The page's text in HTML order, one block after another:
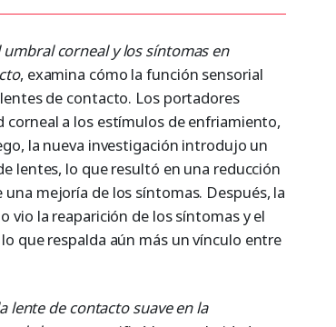
corneal y los síntomas en
, examina cómo la función sensorial
de contacto. Los portadores
a los estímulos de enfriamiento,
la nueva investigación introdujo un
lentes, lo que resultó en una reducción
mejoría de los síntomas. Después, la
vio la reaparición de los síntomas y el
que respalda aún más un vínculo entre
lente de contacto suave en la